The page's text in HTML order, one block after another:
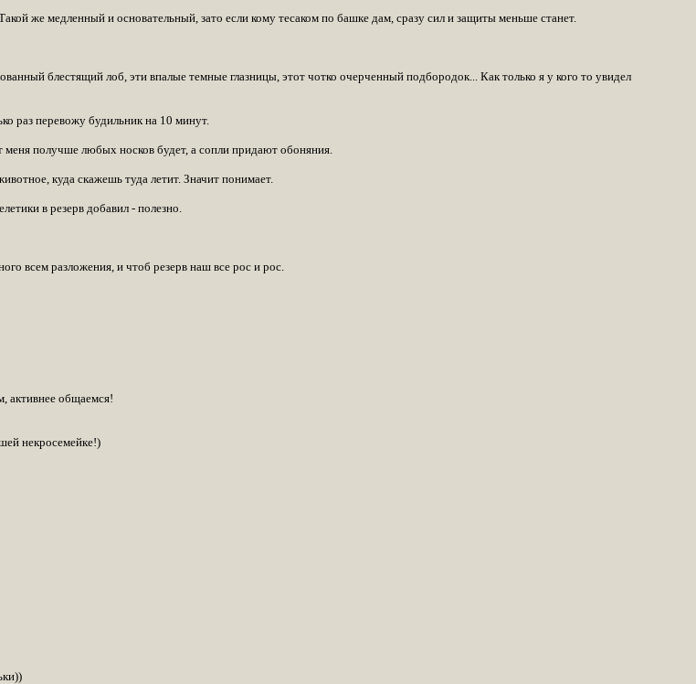
же медленный и основательный, зато если кому тесаком по башке дам, сразу сил и защиты меньше станет.
блестящий лоб, эти впалые темные глазницы, этот чотко очерченный подбородок... Как только я у кого то увидел
раз перевожу будильник на 10 минут.
меня получше любых носков будет, а сопли придают обоняния.
куда скажешь туда летит. Значит понимает.
в резерв добавил - полезно.
всем разложения, и чтоб резерв наш все рос и рос.
активнее общаемся!
некросемейке!)